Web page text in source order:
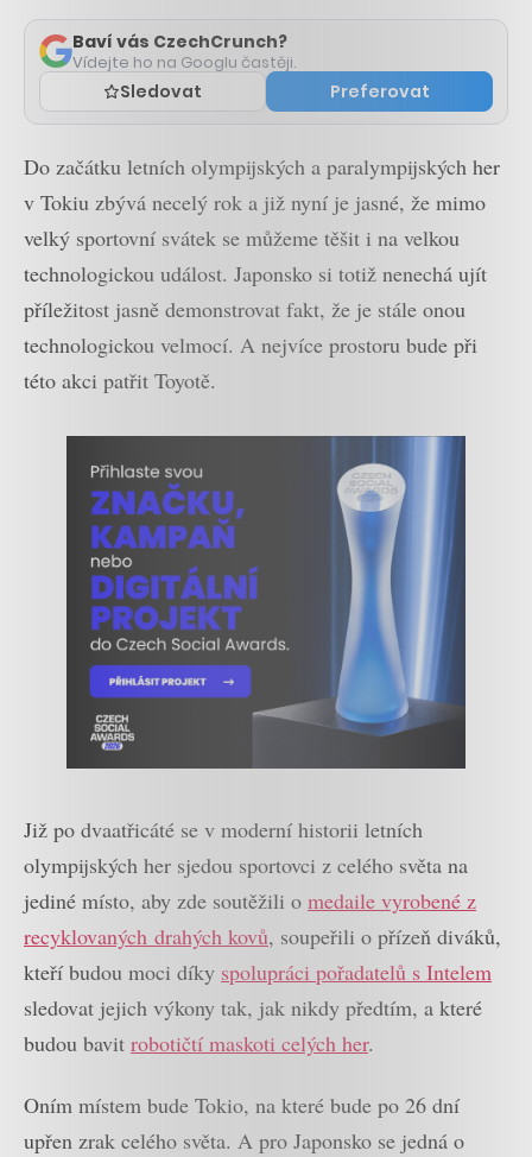
Baví vás CzechCrunch?
Vídejte ho na Googlu častěji.
Sledovat Preferovat
Do začátku letních olympijských a paralympijských her
v Tokiu zbývá necelý rok a již nyní je jasné, že mimo
velký sportovní svátek se můžeme těšit i na velkou
technologickou událost. Japonsko si totiž nenechá ujít
příležitost jasně demonstrovat fakt, že je stále onou
technologickou velmocí. A nejvíce prostoru bude při
této akci patřit Toyotě.
Již po dvaatřicáté se v moderní historii letních
olympijských her sjedou sportovci z celého světa na
jediné místo, aby zde soutěžili o medaile vyrobené z
recyklovaných drahých kovů, soupeřili o přízeň diváků,
kteří budou moci díky spolupráci pořadatelů s Intelem
sledovat jejich výkony tak, jak nikdy předtím, a které
budou bavit robotičtí maskoti celých her.
Oním místem bude Tokio, na které bude po 26 dní
upřen zrak celého světa. A pro Japonsko se jedná o